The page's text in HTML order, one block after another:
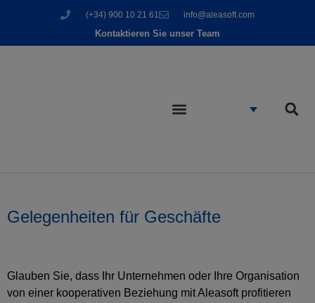
(+34) 900 10 21 61 info@aleasoft.com
Kontaktieren Sie unser Team
Gelegenheiten für Geschäfte
Glauben Sie, dass Ihr Unternehmen oder Ihre Organisation
von einer kooperativen Beziehung mit Aleasoft profitieren